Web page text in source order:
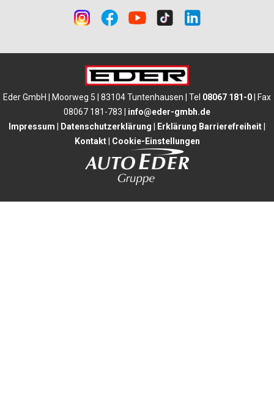
Eder GmbH | Moorweg 5 | 83104 Tuntenhausen | Tel 08067 181-0 | Fax
08067 181-783 | info@eder-gmbh.de
Impressum
Datenschutzerklärung Erklärung Barrierefreiheit
Kontakt| Cookie-Einstellungen